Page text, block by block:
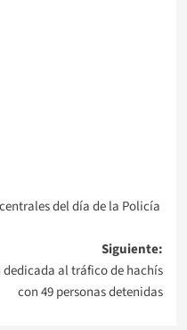
del día de la Policía
Siguiente:
al tráfico de hachís
con 49 personas detenidas